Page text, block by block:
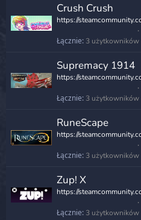
Crush Crush
https://
Łącznie 3 użytkowników
Supremacy 1914
https://
Łącznie 3 użytkowników
RuneScape
https://
Łącznie 3 użytkowników
Zup! X
https://
Łącznie 3 użytkowników